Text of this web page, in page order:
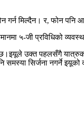
गर्न मिल्दैन। र, फोन
५-जी प्रविधिको
उक्त पहलसँगै
सिर्जना नगर्ने इयूको